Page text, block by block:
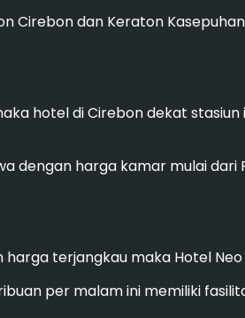
Cirebon dan Keraton
hotel di Cirebon dekat
dengan harga kamar mulai dari
terjangkau maka Hotel Neo
per malam ini memiliki